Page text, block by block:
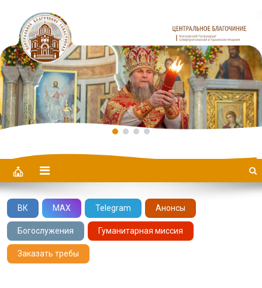
Центральное Благочиние
ВК MAX Telegram Анонсы
Богослужения Гуманитарная миссия
Заказать требы